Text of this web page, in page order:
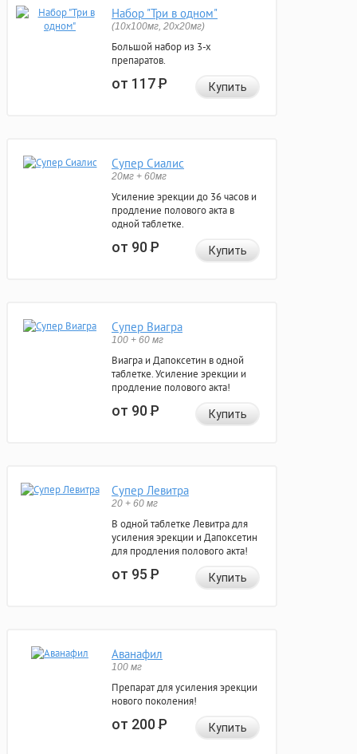
Набор "Три в одном"
(10x100мг, 20x20мг)
Большой набор из 3-х
препаратов.
от 117Р Купить
Супер Сиалис
20мг + 60мг
Усиление эрекции до 36 часов и
продление полового акта в
одной таблетке.
от 90Р Купить
Супер Виагра
100 + 60 мг
Виагра и Дапоксетин в одной
таблетке. Усиление эрекции и
продление полового акта!
от 90Р Купить
Супер Левитра
20 + 60 мг
В одной таблетке Левитра для
усиления эрекции и Дапоксетин
для продления полового акта!
от 95Р Купить
Аванафил
100 мг
Препарат для усиления эрекции
нового поколения!
от 200Р Купить